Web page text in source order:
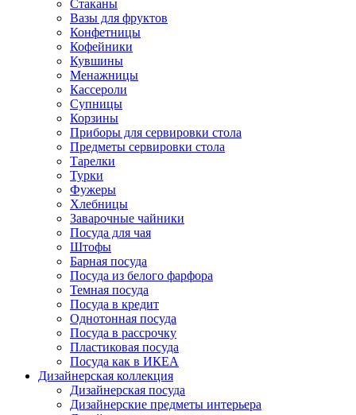
Стаканы
Вазы для фруктов
Конфетницы
Кофейники
Кувшины
Менажницы
Кассероли
Супницы
Корзины
Приборы для сервировки стола
Предметы сервировки стола
Тарелки
Турки
Фужеры
Хлебницы
Заварочные чайники
Посуда для чая
Штофы
Барная посуда
Посуда из белого фарфора
Темная посуда
Посуда в кредит
Однотонная посуда
Посуда в рассрочку
Пластиковая посуда
Посуда как в ИКЕА
Дизайнерская коллекция
Дизайнерская посуда
Дизайнерские предметы интерьера